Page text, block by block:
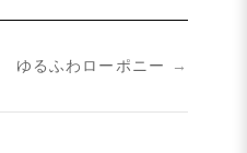
ゆるふわローポニー →